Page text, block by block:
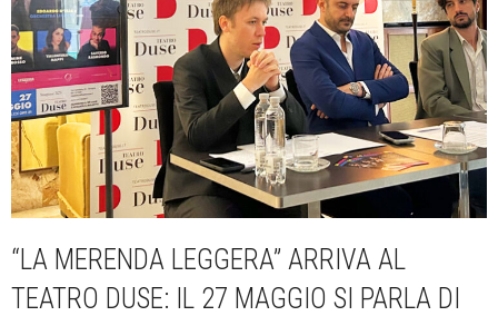
“LA MERENDA LEGGERA” ARRIVA AL
TEATRO DUSE: IL 27 MAGGIO SI PARLA DI